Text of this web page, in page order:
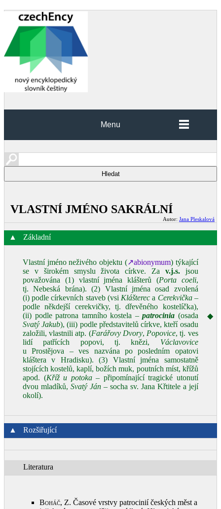
Menu
VLASTNÍ JMÉNO SAKRÁLNÍ
Autor: Jana Pleskalová
▲ Základní
Vlastní jméno neživého objektu (↗abionymum) týkající
se v širokém smyslu života církve. Za v.j.s.jsou
považována (1) vlastní jména klášterů (Porta coeli,
tj. Nebeská brána). (2) Vlastní jména osad zvolená
(i) podle církevních staveb (vsi Klášterec a Cerekvička –
podle někdejší cerekvičky, tj. dřevěného kostelíčka),
(ii) podle patrona tamního kostela –patrocinia (osada
Svatý Jakub), (iii) podle představitelů církve, kteří osadu
založili, vlastnili atp. (Farářovy Dvory, Popovice, tj. ves
lidí patřících popovi, tj. knězi, Václavovice
u Prostějova – ves nazvána po posledním opatovi
kláštera v Hradisku). (3) Vlastní jména samostatně
stojících kostelů, kaplí, božích muk, poutních míst, křížů
apod. (Kříž u potoka– připomínající tragické utonutí
dvou mladíků, Svatý Ján– socha sv. Jana Křtitele a její
okolí).
◆
▲ Rozšiřující
Literatura
Boháč, Z. Časové vrstvy patrocinií českých měst a